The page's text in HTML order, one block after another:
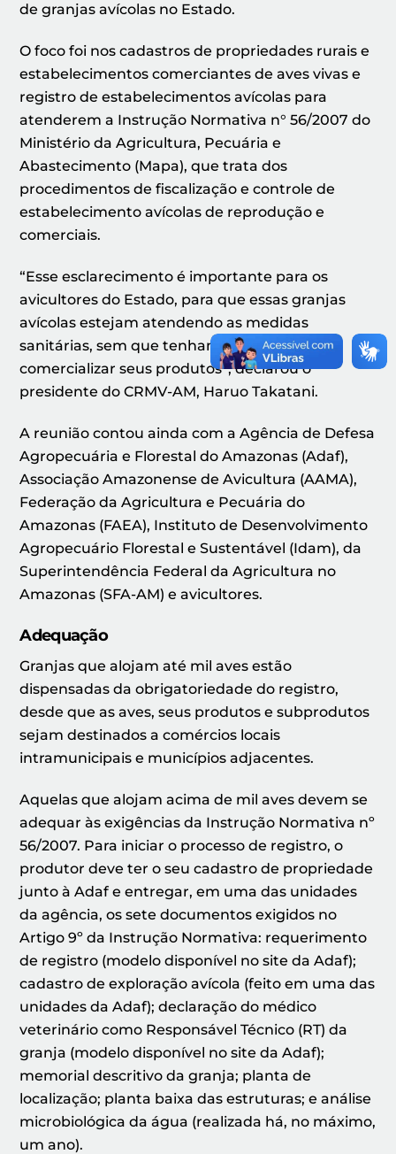
de granjas avícolas no Estado.
O foco foi nos cadastros de propriedades rurais e
estabelecimentos comerciantes de aves vivas e
registro de estabelecimentos avícolas para
atenderem a Instrução Normativa n° 56/2007 do
Ministério da Agricultura, Pecuária e
Abastecimento (Mapa), que trata dos
procedimentos de fiscalização e controle de
estabelecimento avícolas de reprodução e
comerciais.
“Esse esclarecimento é importante para os
avicultores do Estado, para que essas granjas
avícolas estejam atendendo as medidas
sanitárias, sem que tenham problemas para
comercializar seus produtos”, declarou o
presidente do CRMV-AM, Haruo Takatani.
A reunião contou ainda com a Agência de Defesa
Agropecuária e Florestal do Amazonas (Adaf),
Associação Amazonense de Avicultura (AAMA),
Federação da Agricultura e Pecuária do
Amazonas (FAEA), Instituto de Desenvolvimento
Agropecuário Florestal e Sustentável (Idam), da
Superintendência Federal da Agricultura no
Amazonas (SFA-AM) e avicultores.
Adequação
Granjas que alojam até mil aves estão
dispensadas da obrigatoriedade do registro,
desde que as aves, seus produtos e subprodutos
sejam destinados a comércios locais
intramunicipais e municípios adjacentes.
Aquelas que alojam acima de mil aves devem se
adequar às exigências da Instrução Normativa nº
56/2007. Para iniciar o processo de registro, o
produtor deve ter o seu cadastro de propriedade
junto à Adaf e entregar, em uma das unidades
da agência, os sete documentos exigidos no
Artigo 9º da Instrução Normativa: requerimento
de registro (modelo disponível no site da Adaf);
cadastro de exploração avícola (feito em uma das
unidades da Adaf); declaração do médico
veterinário como Responsável Técnico (RT) da
granja (modelo disponível no site da Adaf);
memorial descritivo da granja; planta de
localização; planta baixa das estruturas; e análise
microbiológica da água (realizada há, no máximo,
um ano).